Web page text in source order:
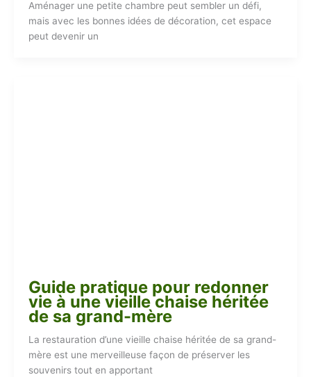
Aménager une petite chambre peut sembler un défi,
mais avec les bonnes idées de décoration, cet espace
peut devenir un
Guide pratique pour redonner
vie à une vieille chaise héritée
de sa grand-mère
La restauration d’une vieille chaise héritée de sa grand-
mère est une merveilleuse façon de préserver les
souvenirs tout en apportant